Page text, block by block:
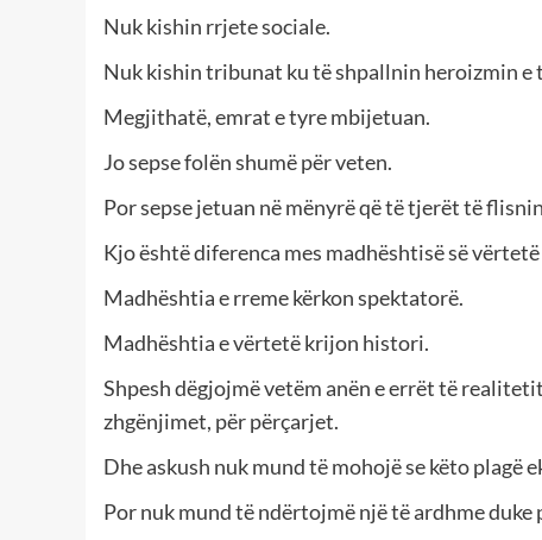
Nuk kishin rrjete sociale.
Nuk kishin tribunat ku të shpallnin heroizmin e
Megjithatë, emrat e tyre mbijetuan.
Jo sepse folën shumë për veten.
Por sepse jetuan në mënyrë që të tjerët të
Kjo është diferenca mes madhështisë së
Madhështia e rreme kërkon spektatorë.
Madhështia e vërtetë krijon histori.
Shpesh dëgjojmë vetëm anën e errët të
zhgënjimet, për përçarjet.
Dhe askush nuk mund të mohojë se këto plagë
Por nuk mund të ndërtojmë një të ardhme duke